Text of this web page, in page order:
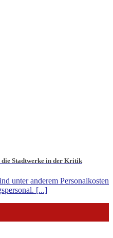
die Stadtwerke in der Kritik
unter anderem Personalkosten
[...]